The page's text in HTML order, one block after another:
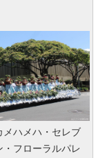
メハメハ・セレブ
・フローラルパレ